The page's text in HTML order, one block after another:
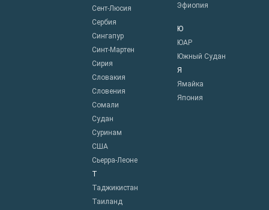
Сент-Люсия
Сербия
Сингапур
Синт-Мартен
Сирия
Словакия
Словения
Сомали
Судан
Суринам
США
Сьерра-Леоне
Т
Таджикистан
Таиланд
Эфиопия
Ю
ЮАР
Южный Судан
Я
Ямайка
Япония